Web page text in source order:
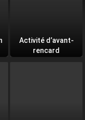
Activité d’avant-
rencard